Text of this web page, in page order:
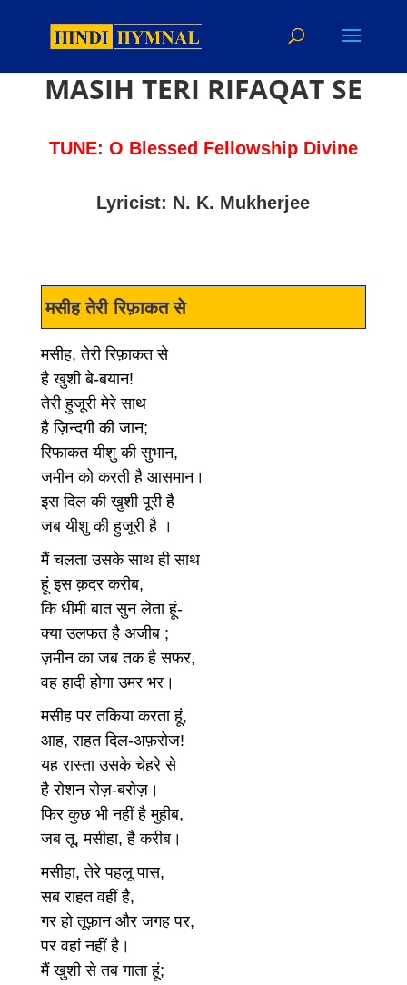
MASIH TERI RIFAQAT SE
TUNE: O Blessed Fellowship Divine
Lyricist: N. K. Mukherjee
मसीह तेरी रिफ़ाकत से
मसीह, तेरी रिफ़ाकत से
है खुशी बे-बयान!
तेरी हुजूरी मेरे साथ
है ज़िन्दगी की जान;
रिफाकत यीशु की सुभान,
जमीन को करती है आसमान।
इस दिल की खुशी पूरी है
जब यीशु की हुजूरी है ।
मैं चलता उसके साथ ही साथ
हूं इस क़दर करीब,
कि धीमी बात सुन लेता हूं-
क्या उलफत है अजीब ;
ज़मीन का जब तक है सफर,
वह हादी होगा उमर भर।
मसीह पर तकिया करता हूं,
आह, राहत दिल-अफ़रोज!
यह रास्ता उसके चेहरे से
है रोशन रोज़-बरोज़।
फिर कुछ भी नहीं है मुहीब,
जब तू, मसीहा, है करीब।
मसीहा, तेरे पहलू पास,
सब राहत वहीं है,
गर हो तूफ़ान और जगह पर,
पर वहां नहीं है।
मैं खुशी से तब गाता हूं;